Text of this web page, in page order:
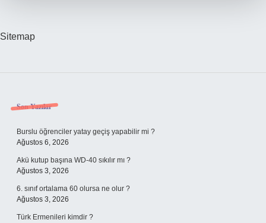
Sitemap
Sidebar
Son Yazılar
Burslu öğrenciler yatay geçiş yapabilir mi ?
Ağustos 6, 2026
Akü kutup başına WD-40 sıkılır mı ?
Ağustos 3, 2026
6. sınıf ortalama 60 olursa ne olur ?
Ağustos 3, 2026
Türk Ermenileri kimdir ?